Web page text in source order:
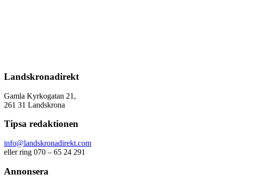
Landskronadirekt
Gamla Kyrkogatan 21,
261 31 Landskrona
Tipsa redaktionen
info@landskronadirekt.com
eller ring 070 – 65 24 291
Annonsera